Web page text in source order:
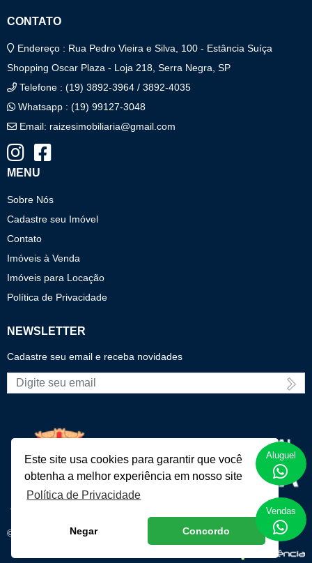
Este site usa cookies para garantir que você
obtenha a melhor experiência em nosso site
Política de Privacidade
Negar Concordo
CONTATO
Endereço : Rua Pedro Vieira e Silva, 100 - Estância Suíça
Shopping Oscar Plaza - Loja 218, Serra Negra, SP
Telefone : (19) 3892-3964 / 3892-4035
Whatsapp : (19) 99127-3048
Email: raizesimobiliaria@gmail.com
MENU
Sobre Nós
Cadastre seu Imóvel
Contato
Imóveis à Venda
Imóveis para Locação
Política de Privacidade
NEWSLETTER
Cadastre seu email e receba novidades
E-mail
© 2020 Raízes Imobilária. Todos os direitos reservados.
Aluguel
Vendas